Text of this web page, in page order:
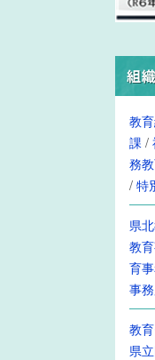
教
課 /
務
/特
県
教
育
事
教
県